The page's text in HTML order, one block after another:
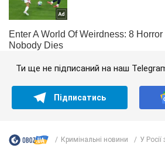
Ти ще не підписаний на наш
Підписатись
Кримінальні новини У